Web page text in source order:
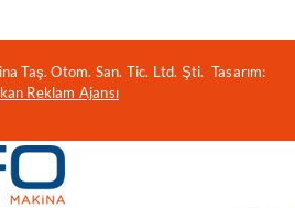
Taş. Otom. San. Tic. Ltd. Şti. Tasarım:
Reklam Ajansı